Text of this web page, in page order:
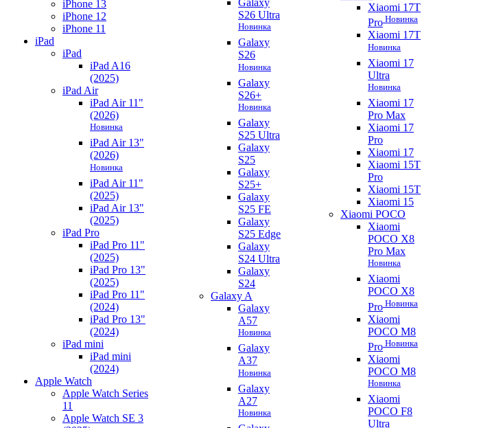
iPhone 13
iPhone 12
iPhone 11
iPad
iPad
iPad A16
(2025)
iPad Air
iPad Air 11"
(2026)
Новинка
iPad Air 13"
(2026)
Новинка
iPad Air 11"
(2025)
iPad Air 13"
(2025)
iPad Pro
iPad Pro 11"
(2025)
iPad Pro 13"
(2025)
iPad Pro 11"
(2024)
iPad Pro 13"
(2024)
iPad mini
iPad mini
(2024)
Apple Watch
Apple Watch Series
11
Apple Watch SE 3
Galaxy
S26 Ultra
Новинка
Galaxy
S26
Новинка
Galaxy
S26+
Новинка
Galaxy
S25 Ultra
Galaxy
S25
Galaxy
S25+
Galaxy
S25 FE
Galaxy
S25 Edge
Galaxy
S24 Ultra
Galaxy
S24
Galaxy A
Galaxy
A57
Новинка
Galaxy
A37
Новинка
Galaxy
A27
Новинка
Xiaomi 17T
Pro Новинка
Xiaomi 17T
Новинка
Xiaomi 17
Ultra
Новинка
Xiaomi 17
Pro Max
Xiaomi 17
Pro
Xiaomi 17
Xiaomi 15T
Pro
Xiaomi 15T
Xiaomi 15
Xiaomi POCO
Xiaomi
POCO X8
Pro Max
Новинка
Xiaomi
POCO X8
Pro Новинка
Xiaomi
POCO M8
Pro Новинка
Xiaomi
POCO M8
Новинка
Xiaomi
POCO F8
Ultra